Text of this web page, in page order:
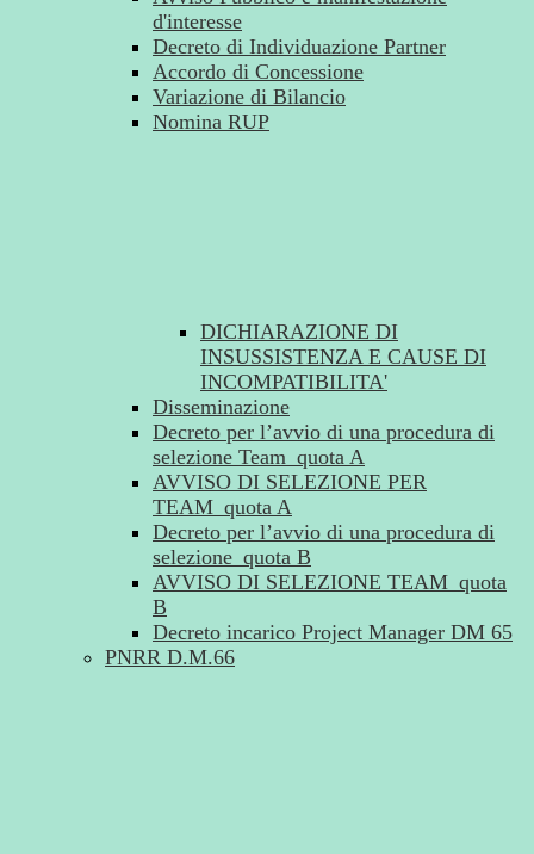
d'interesse
Decreto di Individuazione Partner
Accordo di Concessione
Variazione di Bilancio
Nomina RUP
DICHIARAZIONE DI
INSUSSISTENZA E CAUSE DI
INCOMPATIBILITA'
Disseminazione
Decreto per l’avvio di una procedura di
selezione Team_quota A
AVVISO DI SELEZIONE PER
TEAM_quota A
Decreto per l’avvio di una procedura di
selezione_quota B
AVVISO DI SELEZIONE TEAM_quota
B
Decreto incarico Project Manager DM 65
PNRR D.M.66